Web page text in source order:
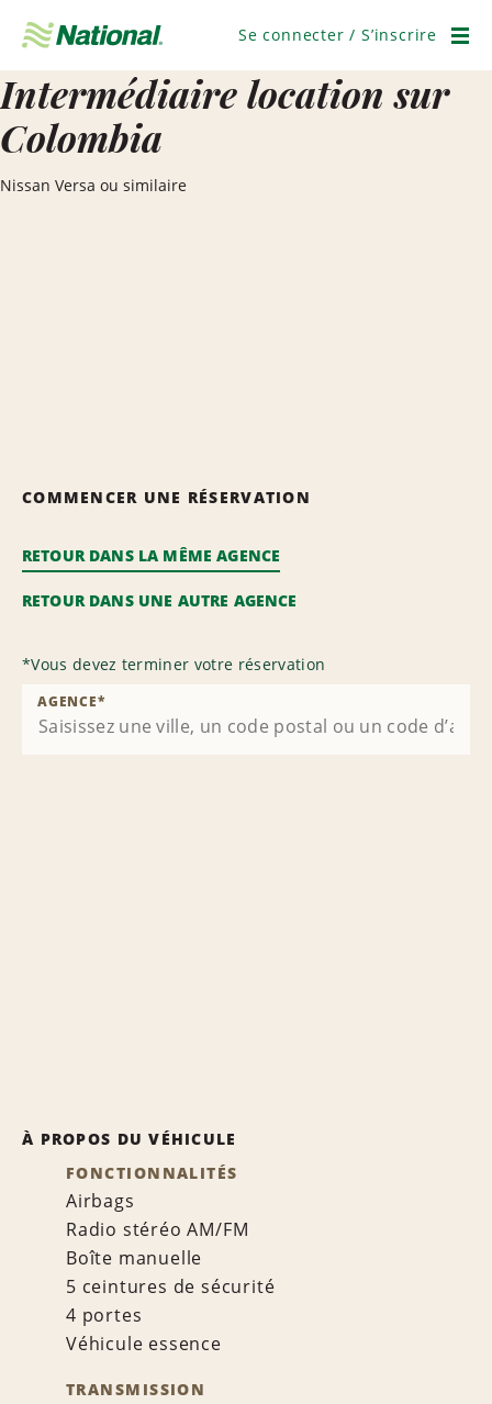
navigation
Se connecter / S’inscrire
Intermédiaire location sur
Colombia
Nissan Versa ou similaire
COMMENCER UNE RÉSERVATION
RETOUR DANS LA MÊME AGENCE
RETOUR DANS UNE AUTRE AGENCE
*Vous devez terminer votre réservation
AGENCE*
À PROPOS DU VÉHICULE
FONCTIONNALITÉS
Airbags
Radio stéréo AM/FM
Boîte manuelle
5 ceintures de sécurité
4 portes
Véhicule essence
TRANSMISSION